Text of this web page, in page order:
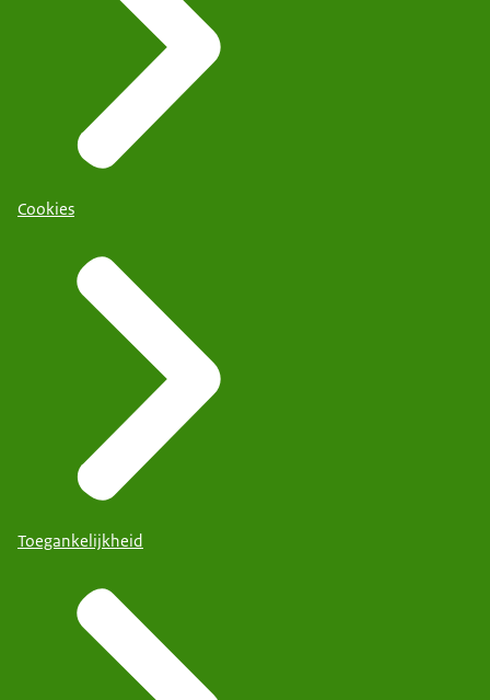
Cookies
Toegankelijkheid